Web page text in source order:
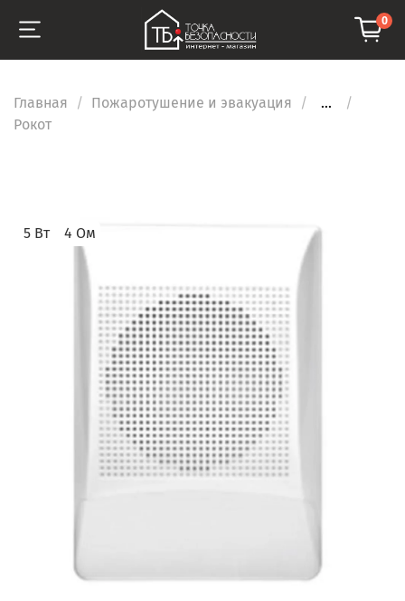
0
Главная Пожаротушение и эвакуация
...
Рокот
5 Вт 4 Ом